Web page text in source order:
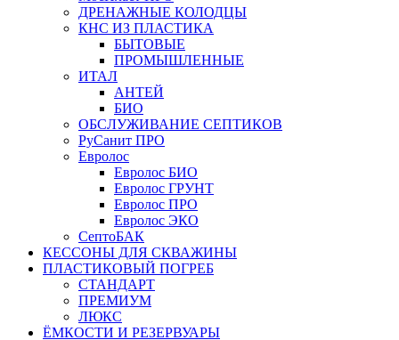
ДРЕНАЖНЫЕ КОЛОДЦЫ
КНС ИЗ ПЛАСТИКА
БЫТОВЫЕ
ПРОМЫШЛЕННЫЕ
ИТАЛ
АНТЕЙ
БИО
ОБСЛУЖИВАНИЕ СЕПТИКОВ
РуСанит ПРО
Евролос
Евролос БИО
Евролос ГРУНТ
Евролос ПРО
Евролос ЭКО
СептоБАК
КЕССОНЫ ДЛЯ СКВАЖИНЫ
ПЛАСТИКОВЫЙ ПОГРЕБ
СТАНДАРТ
ПРЕМИУМ
ЛЮКС
ЁМКОСТИ И РЕЗЕРВУАРЫ